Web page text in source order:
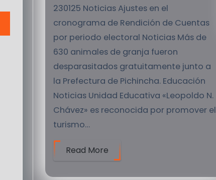
230125 Noticias Ajustes en el
cronograma de Rendición de Cuentas
por periodo electoral Noticias Más de
630 animales de granja fueron
desparasitados gratuitamente junto a
la Prefectura de Pichincha. Educación
Noticias Unidad Educativa «Leopoldo N.
Chávez» es reconocida por promover el
turismo…
Read More